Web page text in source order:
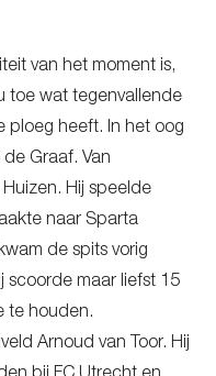
van het moment is,
toe wat tegenvallende
ploeg heeft. In het oog
Graaf. Van
Hij speelde
naar Sparta
de spits vorig
scoorde maar liefst 15
te houden.
Arnoud van Toor. Hij